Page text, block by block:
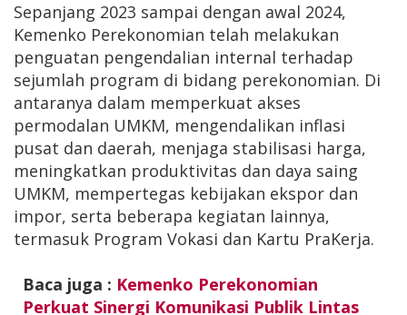
Sepanjang 2023 sampai dengan awal 2024,
Kemenko Perekonomian telah melakukan
penguatan pengendalian internal terhadap
sejumlah program di bidang perekonomian. Di
antaranya dalam memperkuat akses
permodalan UMKM, mengendalikan inflasi
pusat dan daerah, menjaga stabilisasi harga,
meningkatkan produktivitas dan daya saing
UMKM, mempertegas kebijakan ekspor dan
impor, serta beberapa kegiatan lainnya,
termasuk Program Vokasi dan Kartu PraKerja.
Baca juga : Kemenko Perekonomian
Perkuat Sinergi Komunikasi Publik Lintas